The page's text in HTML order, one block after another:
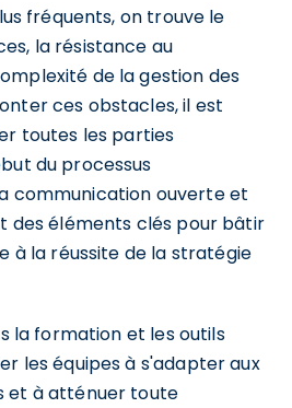
fréquents, on trouve le
la résistance au
de la gestion des
ces obstacles, il est
toutes les parties
du processus
communication ouverte et
des éléments clés pour bâtir
à la réussite de la stratégie
la formation et les outils
les équipes à s'adapter aux
et à atténuer toute